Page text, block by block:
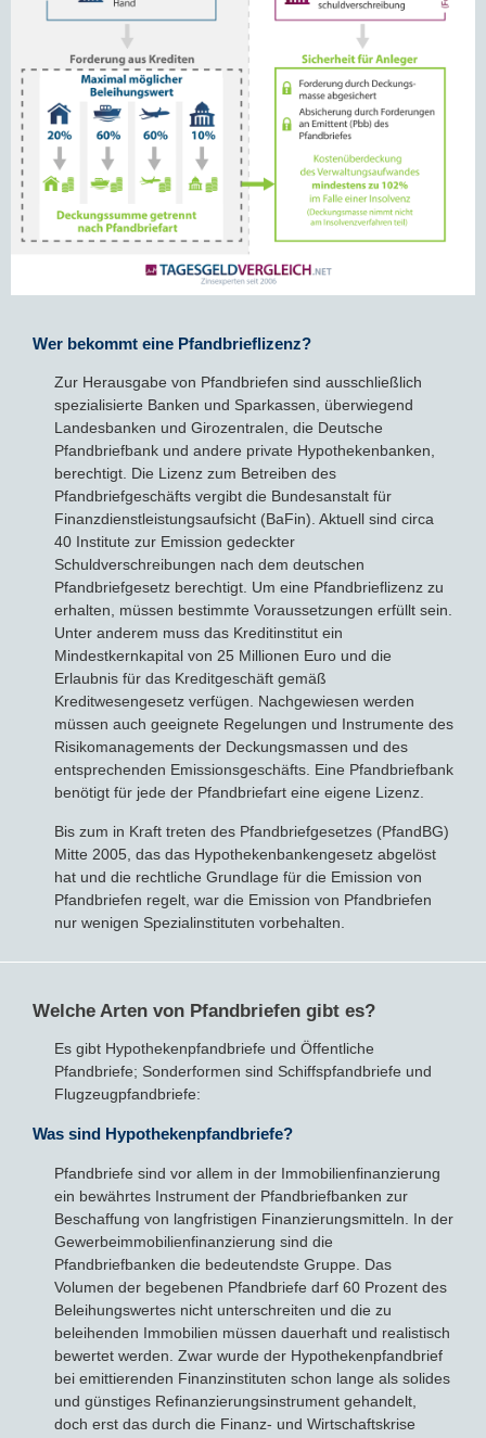
Wer bekommt eine Pfandbrieflizenz?
Zur Herausgabe von Pfandbriefen sind ausschließlich
spezialisierte Banken und Sparkassen, überwiegend
Landesbanken und Girozentralen, die Deutsche
Pfandbriefbank und andere private Hypothekenbanken,
berechtigt. Die Lizenz zum Betreiben des
Pfandbriefgeschäfts vergibt die Bundesanstalt für
Finanzdienstleistungsaufsicht (BaFin). Aktuell sind circa
40 Institute zur Emission gedeckter
Schuldverschreibungen nach dem deutschen
Pfandbriefgesetz berechtigt. Um eine Pfandbrieflizenz zu
erhalten, müssen bestimmte Voraussetzungen erfüllt sein.
Unter anderem muss das Kreditinstitut ein
Mindestkernkapital von 25 Millionen Euro und die
Erlaubnis für das Kreditgeschäft gemäß
Kreditwesengesetz verfügen. Nachgewiesen werden
müssen auch geeignete Regelungen und Instrumente des
Risikomanagements der Deckungsmassen und des
entsprechenden Emissionsgeschäfts. Eine Pfandbriefbank
benötigt für jede der Pfandbriefart eine eigene Lizenz.
Bis zum in Kraft treten des Pfandbriefgesetzes (PfandBG)
Mitte 2005, das das Hypothekenbankengesetz abgelöst
hat und die rechtliche Grundlage für die Emission von
Pfandbriefen regelt, war die Emission von Pfandbriefen
nur wenigen Spezialinstituten vorbehalten.
Welche Arten von Pfandbriefen gibt es?
Es gibt Hypothekenpfandbriefe und Öffentliche
Pfandbriefe; Sonderformen sind Schiffspfandbriefe und
Flugzeugpfandbriefe:
Was sind Hypothekenpfandbriefe?
Pfandbriefe sind vor allem in der Immobilienfinanzierung
ein bewährtes Instrument der Pfandbriefbanken zur
Beschaffung von langfristigen Finanzierungsmitteln. In der
Gewerbeimmobilienfinanzierung sind die
Pfandbriefbanken die bedeutendste Gruppe. Das
Volumen der begebenen Pfandbriefe darf 60 Prozent des
Beleihungswertes nicht unterschreiten und die zu
beleihenden Immobilien müssen dauerhaft und realistisch
bewertet werden. Zwar wurde der Hypothekenpfandbrief
bei emittierenden Finanzinstituten schon lange als solides
und günstiges Refinanzierungsinstrument gehandelt,
doch erst das durch die Finanz- und Wirtschaftskrise